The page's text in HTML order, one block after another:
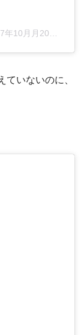
月月20日午後11時02分PDT
ていないのに、